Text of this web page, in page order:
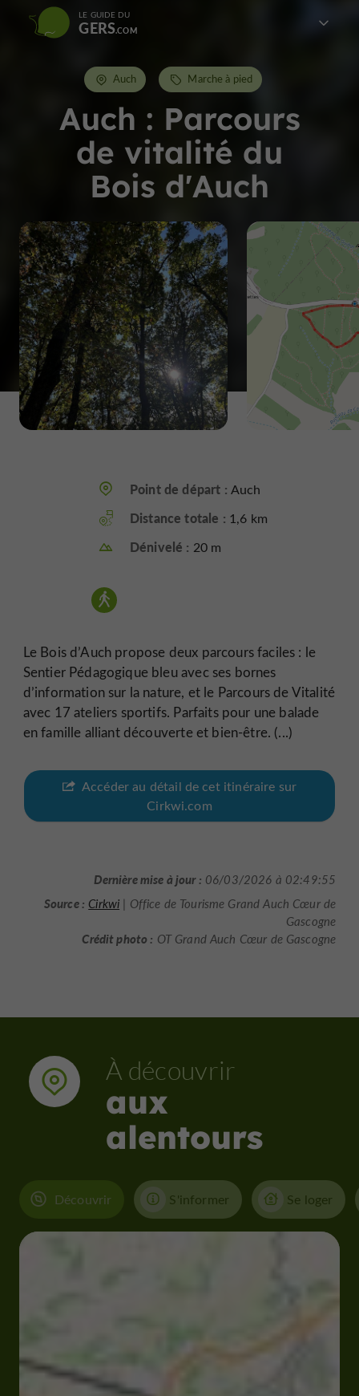
LE GUIDE DU
GERS
Auch : Parcours
de vitalité du
Bois d'Auch
Auch Marche à pied
Point de départ : Auch
Distance totale : 1,6 km
Dénivelé : 20 m
Le Bois d’Auch propose deux parcours faciles : le
Sentier Pédagogique bleu avec ses bornes
d’information sur la nature, et le Parcours de Vitalité
avec 17 ateliers sportifs. Parfaits pour une balade
en famille alliant découverte et bien-être. (...)
Accéder au détail de cet itinéraire sur
Cirkwi.com
Dernière mise à jour : 06/03/2026 à 02:49:55
Source : Cirkwi | Office de Tourisme Grand Auch Cœur de
Gascogne
Crédit photo : OT Grand Auch Cœur de Gascogne
À découvrir
aux
alentours
Découvrir S'informer Se loger